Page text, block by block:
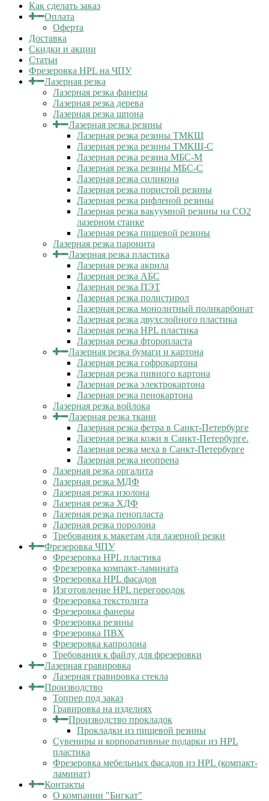
Как сделать заказ
Оплата
Оферта
Доставка
Скидки и акции
Статьи
Фрезеровка HPL на ЧПУ
Лазерная резка
Лазерная резка фанеры
Лазерная резка дерева
Лазерная резка шпона
Лазерная резка резины
Лазерная резка резины ТМКЩ
Лазерная резка резины ТМКЩ-С
Лазерная резка резина МБС-М
Лазерная резка резины МБС-С
Лазерная резка силикона
Лазерная резка пористой резины
Лазерная резка рифленой резины
Лазерная резка вакуумной резины на CO2
лазерном станке
Лазерная резка пищевой резины
Лазерная резка паронита
Лазерная резка пластика
Лазерная резка акрила
Лазерная резка АБС
Лазерная резка ПЭТ
Лазерная резка полистирол
Лазерная резка монолитный поликарбонат
Лазерная резка двухслойного пластика
Лазерная резка HPL пластика
Лазерная резка фторопласта
Лазерная резка бумаги и картона
Лазерная резка гофрокартона
Лазерная резка пивного картона
Лазерная резка электрокартона
Лазерная резка пенокартона
Лазерная резка войлока
Лазерная резка ткани
Лазерная резка фетра в Санкт-Петербурге
Лазерная резка кожи в Санкт-Петербурге.
Лазерная резка меха в Санкт-Петербурге
Лазерная резка неопрена
Лазерная резка оргалита
Лазерная резка МДФ
Лазерная резка изолона
Лазерная резка ХДФ
Лазерная резка пенопласта
Лазерная резка поролона
Требования к макетам для лазерной резки
Фрезеровка ЧПУ
Фрезеровка HPL пластика
Фрезеровка компакт-ламината
Фрезеровка HPL фасадов
Изготовление HPL перегородок
Фрезеровка текстолита
Фрезеровка фанеры
Фрезеровка резины
Фрезеровка ПВХ
Фрезеровка капролона
Требования к файлу для фрезеровки
Лазерная гравировка
Лазерная гравировка стекла
Производство
Топпер под заказ
Гравировка на изделиях
Производство прокладок
Прокладки из пищевой резины
Сувениры и корпоративные подарки из HPL
пластика
Фрезеровка мебельных фасадов из HPL (компакт-
ламинат)
Контакты
О компании "Бигкат"